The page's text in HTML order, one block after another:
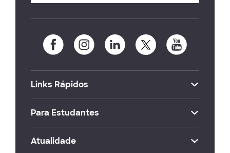
Links Rápidos
Para Estudantes
Atualidade